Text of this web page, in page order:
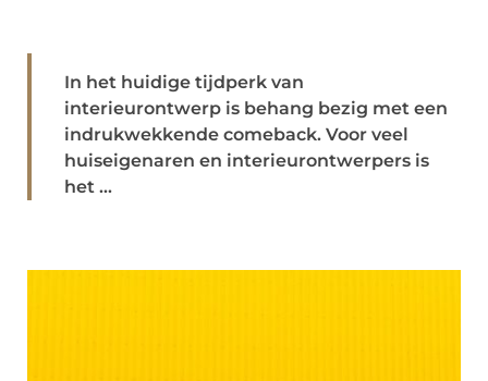
In het huidige tijdperk van
interieurontwerp is behang bezig met een
indrukwekkende comeback. Voor veel
huiseigenaren en interieurontwerpers is
het ...